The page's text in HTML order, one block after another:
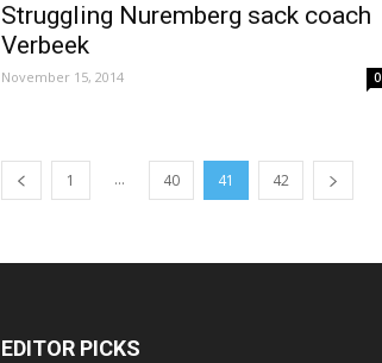
Struggling Nuremberg sack coach
Verbeek
November 15, 2014 0
1 ... 40 41 42
EDITOR PICKS